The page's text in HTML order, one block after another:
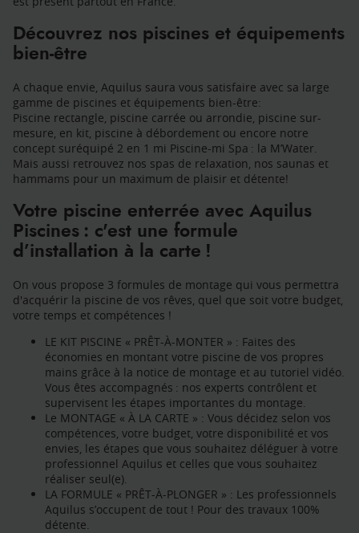
Découvrez nos piscines et équipements
bien-être
A chaque envie, Aquilus saura vous satisfaire avec sa large
gamme de piscines et équipements bien-être:
Piscine rectangle, piscine carrée ou arrondie, piscine sur-
mesure, en kit, piscine à débordement ou encore notre
concept suréquipé 2 en 1 mi Piscine-mi Spa : la M’Water.
Mais aussi retrouvez nos spas de relaxation, nos saunas et
hammams pour un maximum de plaisir et détente!
Votre piscine enterrée avec Aquilus
Piscines : c'est une formule
d’installation à la carte !
On vous propose 3 formules de montage qui vous permettra
d'acquérir la piscine de vos rêves, quel que soit votre budget,
votre temps et compétences !
LE KIT PISCINE « PRÊT-À-MONTER » : Faites des
économies en montant votre piscine de vos propres
mains grâce à la notice de montage et au tutoriel vidéo.
Vous êtes accompagnés : nos experts contrôlent et
supervisent les étapes importantes du montage.
Le MONTAGE « À LA CARTE » : Vous décidez selon vos
compétences, votre budget, votre disponibilité et vos
envies, les étapes que vous souhaitez déléguer à votre
professionnel Aquilus et celles que vous souhaitez
réaliser seul(e).
LA FORMULE « PRÊT-À-PLONGER » : Les professionnels
Aquilus s’occupent de tout ! Pour des travaux 100%
détente.